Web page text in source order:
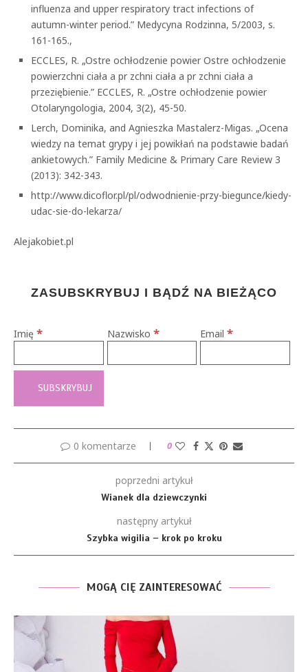
influenza and upper respiratory tract infections of
autumn-winter period.” Medycyna Rodzinna, 5/2003, s.
161-165.,
ECCLES, R. „Ostre ochłodzenie powier Ostre ochłodzenie
powierzchni ciała a pr zchni ciała a pr zchni ciała a
przeziębienie.” ECCLES, R. „Ostre ochłodzenie powier
Otolaryngologia, 2004, 3(2), 45-50.
Lerch, Dominika, and Agnieszka Mastalerz-Migas. „Ocena
wiedzy na temat grypy i jej powikłań na podstawie badań
ankietowych.” Family Medicine & Primary Care Review 3
(2013): 342-343.
http://www.dicoflor.pl/pl/odwodnienie-przy-biegunce/kiedy-
udac-sie-do-lekarza/
Alejakobiet.pl
ZASUBSKRYBUJ I BĄDŹ NA BIEŻĄCO
Imię * Nazwisko * Email*
0 komentarze 0
poprzedni artykuł
Wianek dla dziewczynki
następny artykuł
Szybka wigilia – krok po kroku
MOGĄ CIĘ ZAINTERESOWAĆ